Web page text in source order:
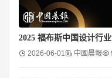
2025 福布斯中国设计行
2026-06-01 中國晨報